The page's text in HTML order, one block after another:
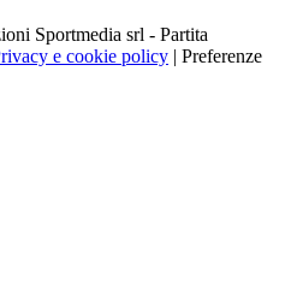
Sportmedia srl - Partita
e cookie policy | Preferenze